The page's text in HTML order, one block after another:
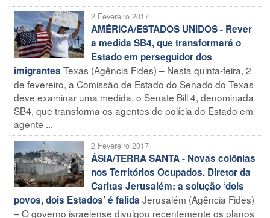
2 Fevereiro 2017
AMÉRICA/ESTADOS UNIDOS - Rever
a medida SB4, que transformará o
Estado em perseguidor dos
imigrantes Texas (Agência Fides) – Nesta quinta-feira, 2
de fevereiro, a Comissão de Estado do Senado do Texas
deve examinar uma medida, o Senate Bill 4, denominada
SB4, que transforma os agentes de polícia do Estado em
agente ...
2 Fevereiro 2017
ÁSIA/TERRA SANTA - Novas colônias
nos Territórios Ocupados. Diretor da
Caritas Jerusalém: a solução ‘dois
povos, dois Estados’ é falida Jerusalém (Agência Fides)
– O governo israelense divulgou recentemente os planos